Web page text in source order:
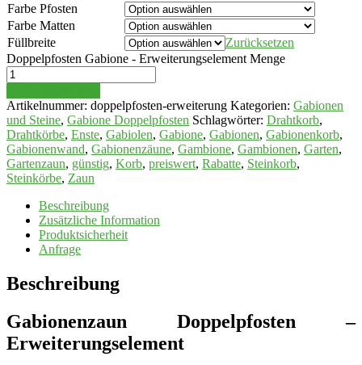
Farbe Pfosten
Farbe Matten
Füllbreite
Zurücksetzen
Doppelpfosten Gabione - Erweiterungselement Menge
Artikelnummer: doppelpfosten-erweiterung Kategorien: Gabionen
und Steine, Gabione Doppelpfosten Schlagwörter: Drahtkorb,
Drahtkörbe, Enste, Gabiolen, Gabione, Gabionen, Gabionenkorb,
Gabionenwand, Gabionenzäune, Gambione, Gambionen, Garten,
Gartenzaun, günstig, Korb, preiswert, Rabatte, Steinkorb,
Steinkörbe, Zaun
Beschreibung
Zusätzliche Information
Produktsicherheit
Anfrage
Beschreibung
Gabionenzaun Doppelpfosten –
Erweiterungselement